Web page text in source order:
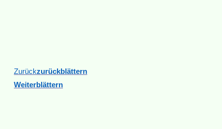
ZurückZurückblättern
Weiterblättern